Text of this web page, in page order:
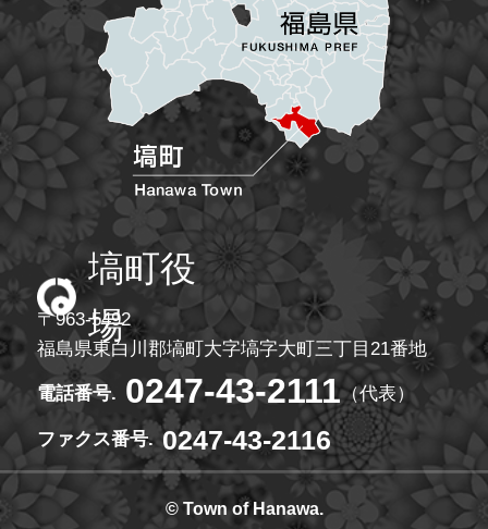
塙町役
場
〒963-5492
福島県東白川郡塙町大字塙字大町三丁目21番地
電話番号. 0247-43-2111（代表）
ファクス番号. 0247-43-2116
© Town of Hanawa.